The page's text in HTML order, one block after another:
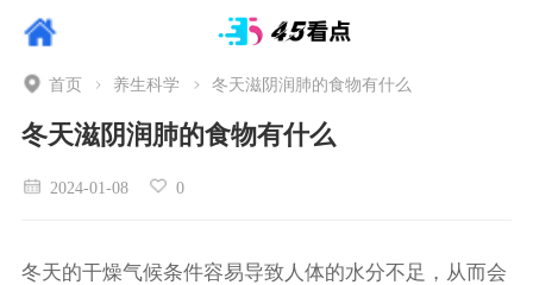
首页 养生科学 冬天滋阴润肺的食物有什么
冬天滋阴润肺的食物有什么
2024-01-08 0
冬天的干燥气候条件容易导致人体的水分不足，从而会